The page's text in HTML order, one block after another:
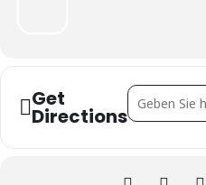
Get
Directions
Address -